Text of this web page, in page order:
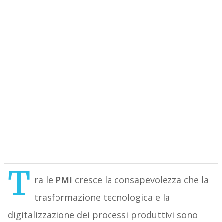
T ra le PMI cresce la consapevolezza che la
trasformazione tecnologica e la
digitalizzazione dei processi produttivi sono